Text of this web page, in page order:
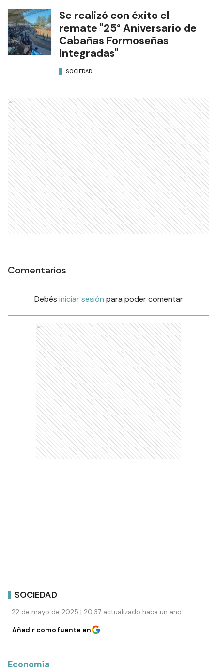
Se realizó con éxito el
remate "25° Aniversario de
Cabañas Formoseñas
Integradas"
SOCIEDAD
Ads
Comentarios
Debés iniciar sesión para poder comentar
Ads
SOCIEDAD
22 de mayo de 2025 | 20:37 actualizado hace un año
Añadir como fuente en
Economía